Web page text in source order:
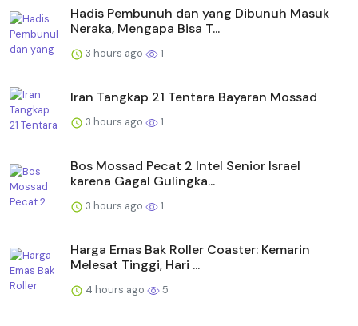
Hadis Pembunuh dan yang Dibunuh Masuk
Neraka, Mengapa Bisa T...
3 hours ago 1
Iran Tangkap 21 Tentara Bayaran Mossad
3 hours ago 1
Bos Mossad Pecat 2 Intel Senior Israel
karena Gagal Gulingka...
3 hours ago 1
Harga Emas Bak Roller Coaster: Kemarin
Melesat Tinggi, Hari ...
4 hours ago 5